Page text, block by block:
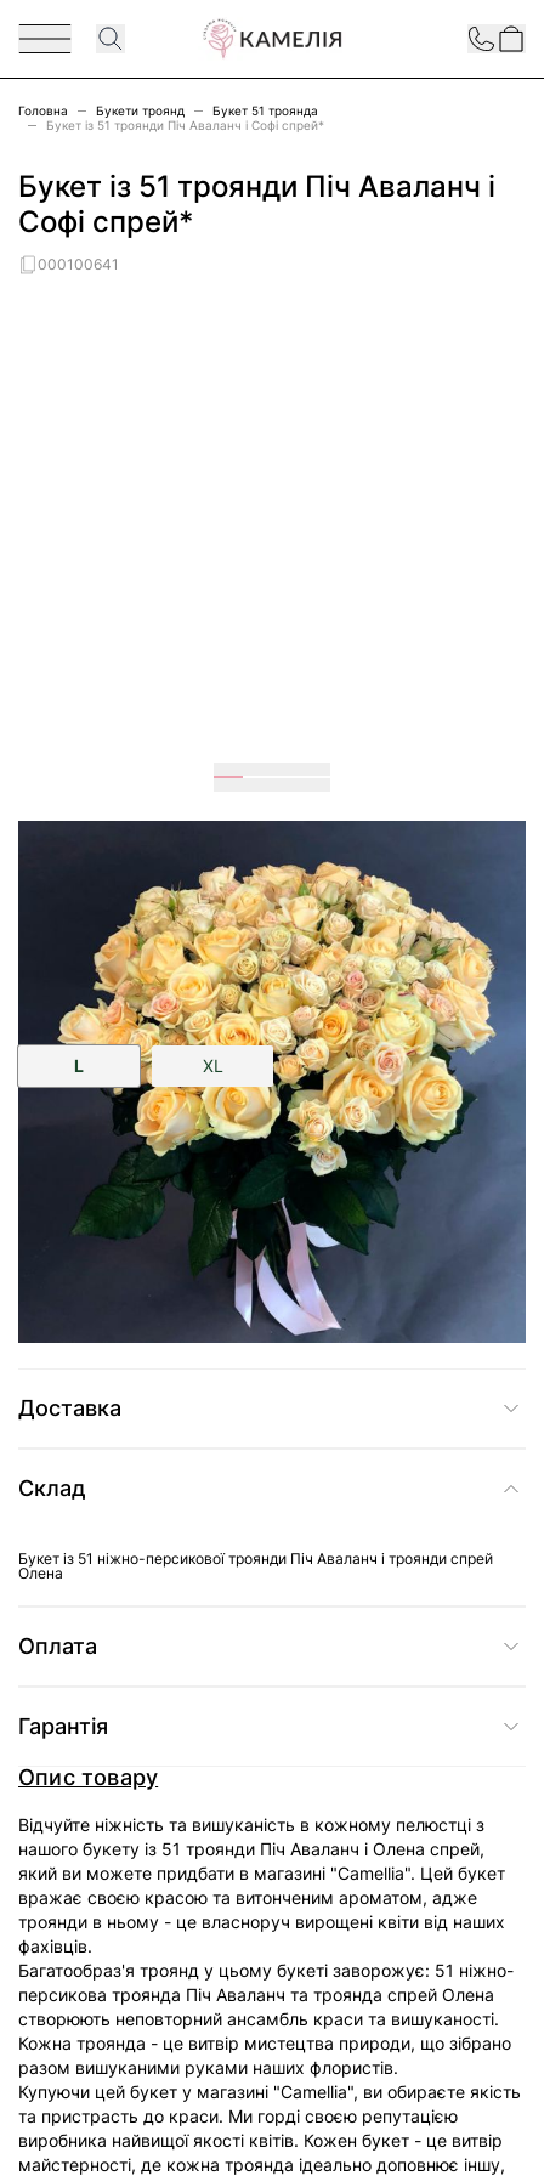
Contact
Головна Букети троянд
Букет 51 троянда
Букет із 51 троянди Піч Аваланч і Софі спрей*
Букет із 51 троянди Піч Аваланч і
Софі спрей*
000100641
см 40см
Розмір:
L XL
6 089 грн
Додати до кошика
Купити в один клік
Доставка
Склад
Букет із 51 ніжно-персикової троянди Піч Аваланч і троянди спрей
Олена
Оплата
Гарантія
Опис товару
Відчуйте ніжність та вишуканість в кожному пелюстці з
нашого букету із 51 троянди Піч Аваланч і Олена спрей,
який ви можете придбати в магазині "Camellia". Цей букет
вражає своєю красою та витонченим ароматом, адже
троянди в ньому - це власноруч вирощені квіти від наших
фахівців.
Багатообраз'я троянд у цьому букеті заворожує: 51 ніжно-
персикова троянда Піч Аваланч та троянда спрей Олена
створюють неповторний ансамбль краси та вишуканості.
Кожна троянда - це витвір мистецтва природи, що зібрано
разом вишуканими руками наших флористів.
Купуючи цей букет у магазині "Camellia", ви обираєте якість
та пристрасть до краси. Ми горді своєю репутацією
виробника найвищої якості квітів. Кожен букет - це витвір
майстерності, де кожна троянда ідеально доповнює іншу,